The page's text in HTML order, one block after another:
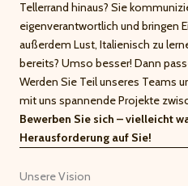
Tellerrand hinaus? Sie
eigenverantwortlich und bringen
außerdem Lust, Italienisch zu
bereits? Umso besser! Dann
Werden Sie Teil unseres Teams
mit uns spannende Projekte
Bewerben Sie sich – vielleicht
Herausforderung auf Sie!
Unsere Vision